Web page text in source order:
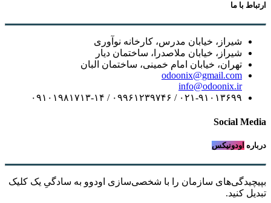
ارتباط با ما
شیراز، خیابان مدرس، کارخانه نوآوری
شیراز، خیابان ملاصدرا، ساختمان دیار
تهران، خیابان امام خمینی، ساختمان البان
odoonix@gmail.com
info@odoonix.ir
۰۲۱-۹۱۰۱۳۶۹۹ / ۰۹۹۶۱۲۳۹۷۴۶ / ۰۹۱۰۱۹۸۱۷۱۳-۱۴
Social Media
درباره اودونیکس
بپیچیدگی‌های سازمان را با شخصی‌سازی اودوو به سادگیِ یک کلیک
تبدیل کنید.